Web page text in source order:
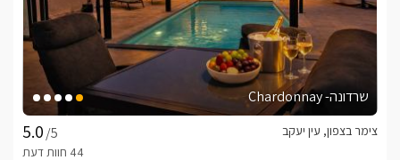
שרדונה- Chardonnay
/5
צימר בצפון, עין יעקב